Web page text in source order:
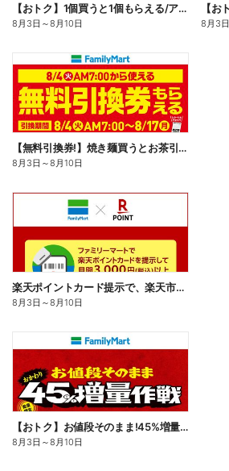
【おトク】1個買うと1個もらえる/アイス
8月3日 ～8月10日 8月3日
【無料引換券!】焼き麺買うとお茶引換券貰える!
8月3日 ～8月10日
楽天ポイントカード提示で、楽天市場でのお買い物がおトクに!
8月3日 ～8月10日
【おトク】お値段そのまま!45%増量作戦!
8月3日 ～8月10日